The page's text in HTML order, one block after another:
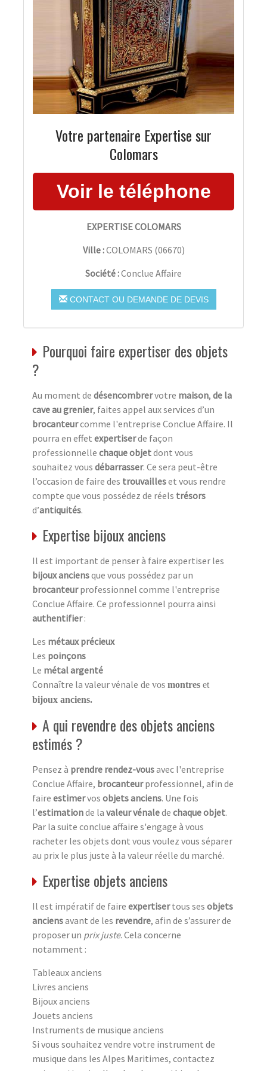
Votre partenaire Expertise sur
Colomars
EXPERTISE COLOMARS
Ville :COLOMARS (06670)
Société :Conclue Affaire
CONTACT OU DEMANDE DE DEVIS
Pourquoi faire expertiser des objets
?
Au moment de désencombrervotre maison, de la
cave au grenier, faites appel aux services d’un
brocanteurcomme l'entreprise Conclue Affaire. Il
pourra en effet expertiserde façon
professionnelle chaque objetdont vous
souhaitez vous débarrasser. Ce sera peut-être
l’occasion de faire des trouvailleset vous rendre
compte que vous possédez de réels trésors
d’antiquités.
Expertise bijoux anciens
Il est important de penser à faire expertiser les
bijoux anciensque vous possédez par un
brocanteurprofessionnel comme l'entreprise
Conclue Affaire. Ce professionnel pourra ainsi
authentifier:
Les métaux précieux
Les poinçons
Le métal argenté
Connaître la valeur vénale de vos montres et
bijoux anciens.
A qui revendre des objets anciens
estimés ?
Pensez à prendre rendez-vousavec l'entreprise
Conclue Affaire, brocanteurprofessionnel, afin de
faire estimervos objets anciens. Une fois
l’estimationde la valeur vénalede chaque objet.
Par la suite conclue affaire s'engage à vous
racheter les objets dont vous voulez vous séparer
au prix le plus juste à la valeur réelle du marché.
Expertise objets anciens
Il est impératif de faire expertisertous ses objets
anciensavant de les revendre, afin de s’assurer de
proposer un prix juste. Cela concerne
notamment :
Tableaux anciens
Livres anciens
Bijoux anciens
Jouets anciens
Instruments de musique anciens
Si vous souhaitez vendre votre instrument de
musique dans les Alpes Maritimes, contactez